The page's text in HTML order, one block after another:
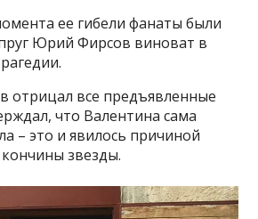
ее гибели фанаты были
Юрий Фирсов виноват в
все предъявленные
что Валентина сама
– это и явилось причиной
звезды.